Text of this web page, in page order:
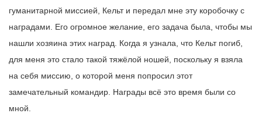
гуманитарной миссией, Кельт и передал мне эту коробочку с
наградами. Его огромное желание, его задача была, чтобы мы
нашли хозяина этих наград. Когда я узнала, что Кельт погиб,
для меня это стало такой тяжёлой ношей, поскольку я взяла
на себя миссию, о которой меня попросил этот
замечательный командир. Награды всё это время были со
мной.